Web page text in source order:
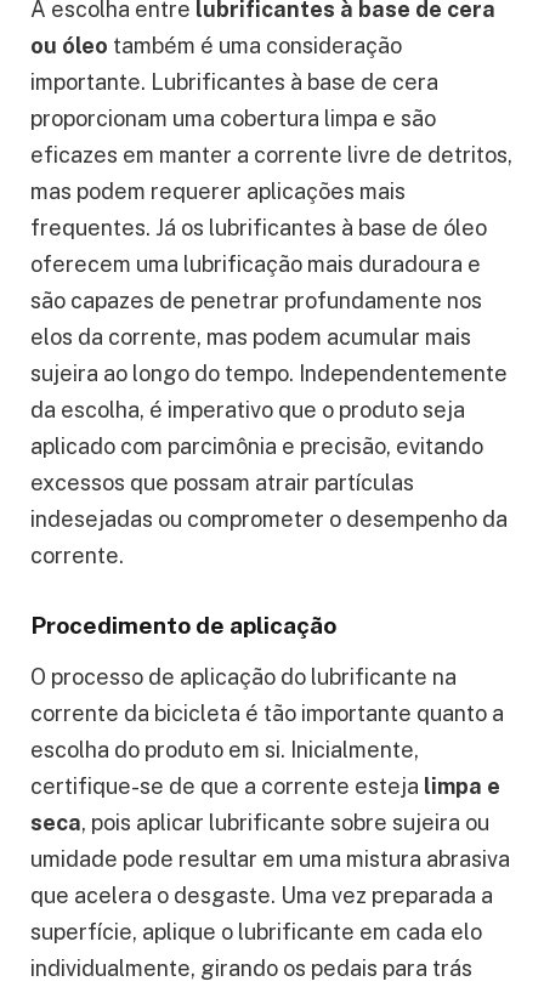
A escolha entre lubrificantes à base de cera
ou óleo também é uma consideração
importante. Lubrificantes à base de cera
proporcionam uma cobertura limpa e são
eficazes em manter a corrente livre de detritos,
mas podem requerer aplicações mais
frequentes. Já os lubrificantes à base de óleo
oferecem uma lubrificação mais duradoura e
são capazes de penetrar profundamente nos
elos da corrente, mas podem acumular mais
sujeira ao longo do tempo. Independentemente
da escolha, é imperativo que o produto seja
aplicado com parcimônia e precisão, evitando
excessos que possam atrair partículas
indesejadas ou comprometer o desempenho da
corrente.
Procedimento de aplicação
O processo de aplicação do lubrificante na
corrente da bicicleta é tão importante quanto a
escolha do produto em si. Inicialmente,
certifique-se de que a corrente esteja limpa e
seca, pois aplicar lubrificante sobre sujeira ou
umidade pode resultar em uma mistura abrasiva
que acelera o desgaste. Uma vez preparada a
superfície, aplique o lubrificante em cada elo
individualmente, girando os pedais para trás